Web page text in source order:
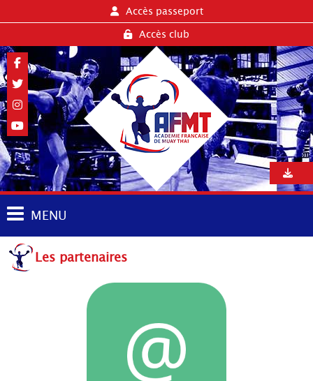
Accès passeport
Accès club
MENU
Les partenaires